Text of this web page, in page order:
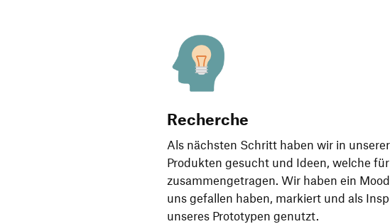
Recherche
Als nächsten Schritt haben wir in
Produkten gesucht und Ideen, welche
zusammengetragen. Wir haben ein
uns gefallen haben, markiert und als
unseres Prototypen genutzt.